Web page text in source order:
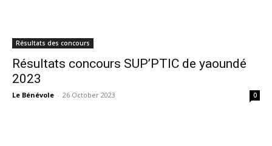
Résultats des concours
Résultats concours SUP’PTIC de yaoundé
2023
Le Bénévole - 26 October 2023 0